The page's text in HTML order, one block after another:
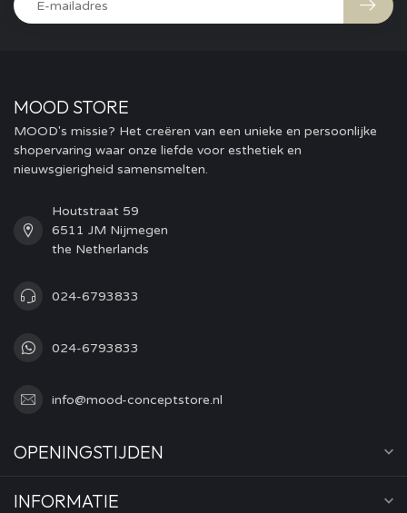
MOOD STORE
MOOD's missie? Het creëren van een unieke en persoonlijke
shopervaring waar onze liefde voor esthetiek en
nieuwsgierigheid samensmelten.
Houtstraat 59
6511 JM Nijmegen
the Netherlands
024-6793833
024-6793833
info@mood-conceptstore.nl
OPENINGSTIJDEN
INFORMATIE